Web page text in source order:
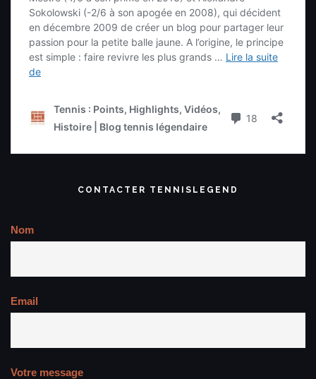
CONTACTER TENNISLEGEND
Nom
Email
Votre message